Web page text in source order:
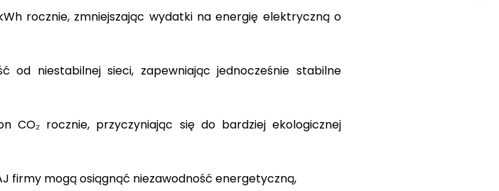
rocznie, zmniejszając wydatki na energię elektryczną o
od niestabilnej sieci, zapewniając jednocześnie stabilne
CO₂ rocznie, przyczyniając się do bardziej ekologicznej
firmy mogą osiągnąć niezawodność energetyczną,